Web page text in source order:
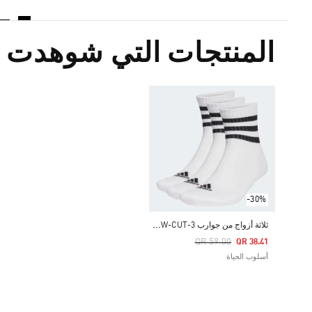
المنتجات التي شوهدت
-30%
ث
لاثة أزواج من جوارب 3-STRIPES CUSHIONED SPORTSWEAR LOW-CUT
Price Reduced From
QR 59.00
To QR 38.41
أسلوب الحياة